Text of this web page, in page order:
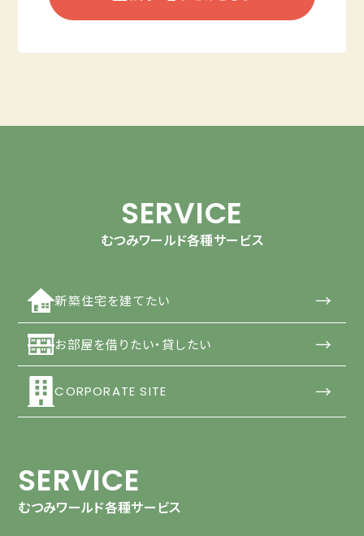
SERVICE
むつみワールド各種サービス
新築住宅を建てたい →
お部屋を借りたい・貸したい →
CORPORATE SITE →
SERVICE
むつみワールド各種サービス